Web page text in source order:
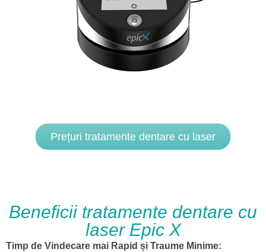
Prețuri tratamente dentare cu laser
Beneficii tratamente dentare cu
laser Epic X
Timp de Vindecare mai Rapid și Traume Minime: